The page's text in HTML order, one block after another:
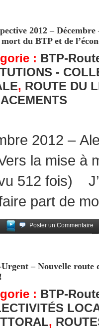
2012 –
du BTP et de
: BTP-
-
, ROUTE DU
2012 –
la mise à
512 fois)
part de
Poster un Commentaire
– Nouvelle route
: BTP-
,